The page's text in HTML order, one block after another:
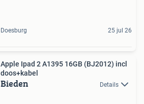
Doesburg 25 jul 26
Apple Ipad 2 A1395 16GB (BJ2012) incl
doos+kabel
Bieden Details